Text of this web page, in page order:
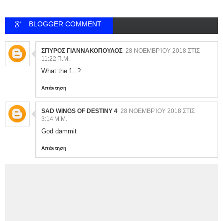
BLOGGER COMMENT
ΣΠΥΡΟΣ ΓΙΑΝΝΑΚΟΠΟΥΛΟΣ 28 ΝΟΕΜΒΡΊΟΥ 2018 ΣΤΙΣ
11:22 Π.Μ.
What the f...?
Απάντηση
SAD WINGS OF DESTINY 4 28 ΝΟΕΜΒΡΊΟΥ 2018 ΣΤΙΣ
3:14 Μ.Μ.
God dammit
Απάντηση